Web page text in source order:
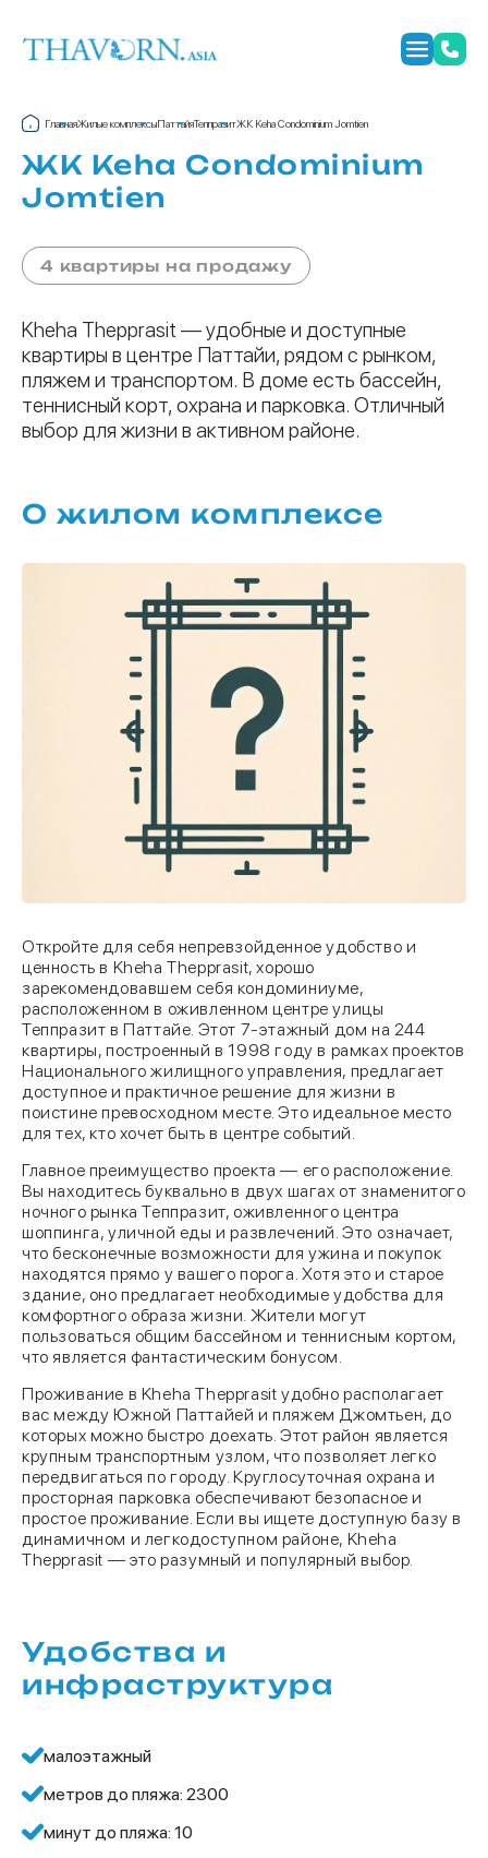
ГлавнаяЖилые комплексыПаттайяТеппразитЖК Keha Condominium Jomtien
ЖК Keha Condominium
Jomtien
4 квартиры на продажу
Kheha Thepprasit — удобные и доступные
квартиры в центре Паттайи, рядом с рынком,
пляжем и транспортом. В доме есть бассейн,
теннисный корт, охрана и парковка. Отличный
выбор для жизни в активном районе.
О жилом комплексе
Откройте для себя непревзойденное удобство и
ценность в Kheha Thepprasit, хорошо
зарекомендовавшем себя кондоминиуме,
расположенном в оживленном центре улицы
Теппразит в Паттайе. Этот 7-этажный дом на 244
квартиры, построенный в 1998 году в рамках проектов
Национального жилищного управления, предлагает
доступное и практичное решение для жизни в
поистине превосходном месте. Это идеальное место
для тех, кто хочет быть в центре событий.
Главное преимущество проекта — его расположение.
Вы находитесь буквально в двух шагах от знаменитого
ночного рынка Теппразит, оживленного центра
шоппинга, уличной еды и развлечений. Это означает,
что бесконечные возможности для ужина и покупок
находятся прямо у вашего порога. Хотя это и старое
здание, оно предлагает необходимые удобства для
комфортного образа жизни. Жители могут
пользоваться общим бассейном и теннисным кортом,
что является фантастическим бонусом.
Проживание в Kheha Thepprasit удобно располагает
вас между Южной Паттайей и пляжем Джомтьен, до
которых можно быстро доехать. Этот район является
крупным транспортным узлом, что позволяет легко
передвигаться по городу. Круглосуточная охрана и
просторная парковка обеспечивают безопасное и
простое проживание. Если вы ищете доступную базу в
динамичном и легкодоступном районе, Kheha
Thepprasit — это разумный и популярный выбор.
Удобства и
инфраструктура
малоэтажный
метров до пляжа: 2300
минут до пляжа: 10